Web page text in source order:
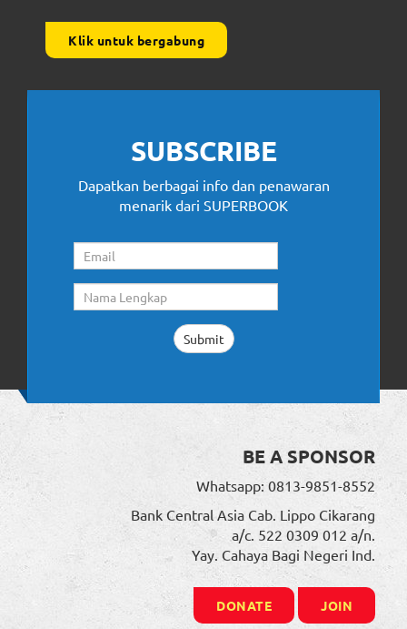
Klik untuk bergabung
SUBSCRIBE
Dapatkan berbagai info dan penawaran
menarik dari SUPERBOOK
BE A SPONSOR
Whatsapp: 0813-9851-8552
Bank Central Asia Cab. Lippo Cikarang
a/c. 522 0309 012 a/n.
Yay. Cahaya Bagi Negeri Ind.
DONATE JOIN